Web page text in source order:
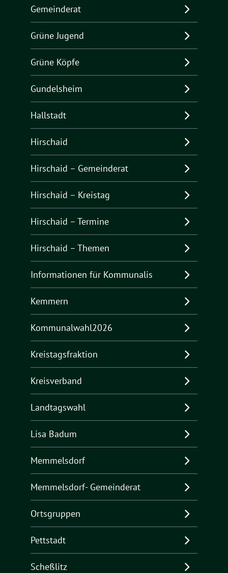
Gemeinderat
Grüne Jugend
Grüne Köpfe
Gundelsheim
Hallstadt
Hirschaid
Hirschaid – Gemeinderat
Hirschaid – Kreistag
Hirschaid – Termine
Hirschaid – Themen
Informationen für Kommunalis
Kemmern
Kommunalwahl2026
Kreistagsfraktion
Kreisverband
Landtagswahl
Lisa Badum
Memmelsdorf
Memmelsdorf- Gemeinderat
Ortsgruppen
Pettstadt
Scheßlitz